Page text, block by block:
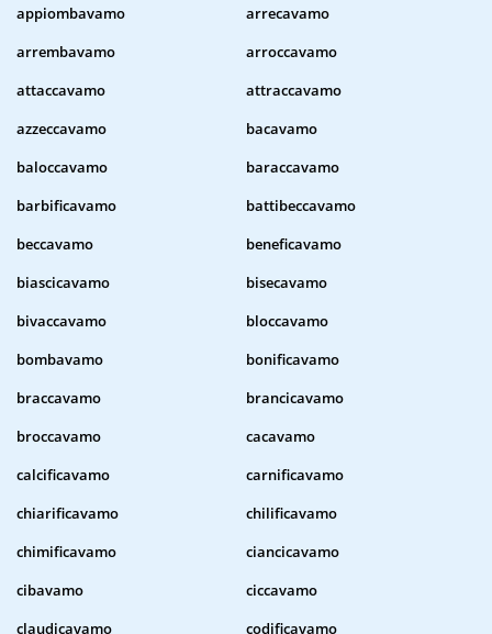
appiombavamo
arrecavamo
arrembavamo
arroccavamo
attaccavamo
attraccavamo
azzeccavamo
bacavamo
baloccavamo
baraccavamo
barbificavamo
battibeccavamo
beccavamo
beneficavamo
biascicavamo
bisecavamo
bivaccavamo
bloccavamo
bombavamo
bonificavamo
braccavamo
brancicavamo
broccavamo
cacavamo
calcificavamo
carnificavamo
chiarificavamo
chilificavamo
chimificavamo
ciancicavamo
cibavamo
ciccavamo
claudicavamo
codificavamo